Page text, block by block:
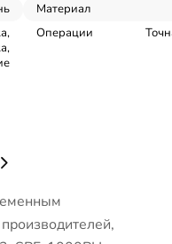
Материал
Операции